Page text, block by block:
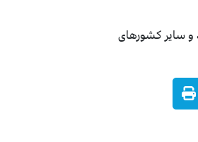
و سایر کشورهای